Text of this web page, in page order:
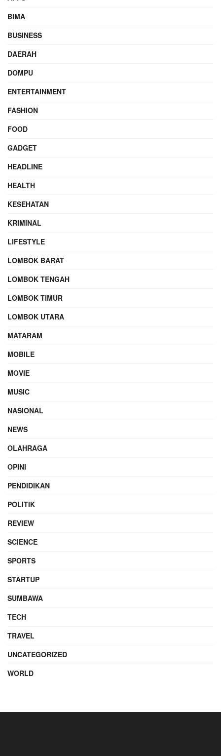
BIMA
BUSINESS
DAERAH
DOMPU
ENTERTAINMENT
FASHION
FOOD
GADGET
HEADLINE
HEALTH
KESEHATAN
KRIMINAL
LIFESTYLE
LOMBOK BARAT
LOMBOK TENGAH
LOMBOK TIMUR
LOMBOK UTARA
MATARAM
MOBILE
MOVIE
MUSIC
NASIONAL
NEWS
OLAHRAGA
OPINI
PENDIDIKAN
POLITIK
REVIEW
SCIENCE
SPORTS
STARTUP
SUMBAWA
TECH
TRAVEL
UNCATEGORIZED
WORLD